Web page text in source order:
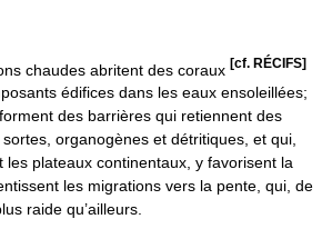
chaudes abritent des coraux [cf. RÉCIFS]
édifices dans les eaux ensoleillées;
des barrières qui retiennent des
organogènes et détritiques, et qui,
les plateaux continentaux, y favorisent la
les migrations vers la pente, qui, de
raide qu’ailleurs.